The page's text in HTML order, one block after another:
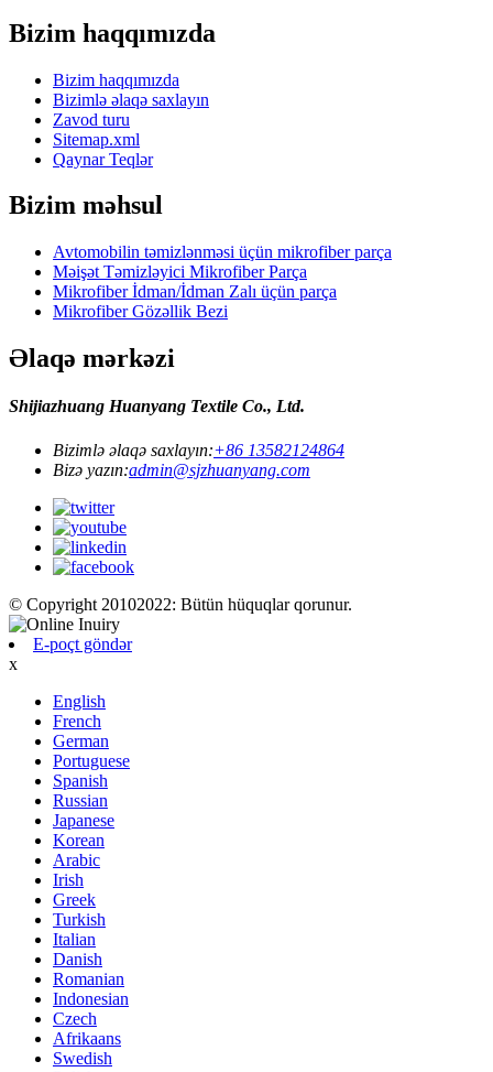
Bizim haqqımızda
Bizim haqqımızda
Bizimlə əlaqə saxlayın
Zavod turu
Sitemap.xml
Qaynar Teqlər
Bizim məhsul
Avtomobilin təmizlənməsi üçün mikrofiber parça
Məişət Təmizləyici Mikrofiber Parça
Mikrofiber İdman/İdman Zalı üçün parça
Mikrofiber Gözəllik Bezi
Əlaqə mərkəzi
Shijiazhuang Huanyang Textile Co., Ltd.
Bizimlə əlaqə saxlayın:+86 13582124864
Bizə yazın:admin@sjzhuanyang.com
© Copyright 20102022: Bütün hüquqlar qorunur.
E-poçt göndər
x
English
French
German
Portuguese
Spanish
Russian
Japanese
Korean
Arabic
Irish
Greek
Turkish
Italian
Danish
Romanian
Indonesian
Czech
Afrikaans
Swedish